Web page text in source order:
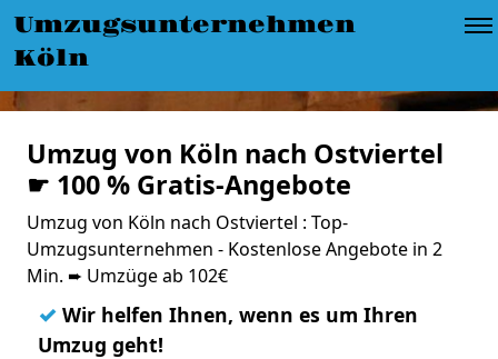
Umzugsunternehmen
Köln
Umzug von Köln nach Ostviertel
☛ 100 % Gratis-Angebote
Umzug von Köln nach Ostviertel : Top-
Umzugsunternehmen - Kostenlose Angebote in 2
Min. ➨ Umzüge ab 102€
✓ Wir helfen Ihnen, wenn es um Ihren
Umzug geht!